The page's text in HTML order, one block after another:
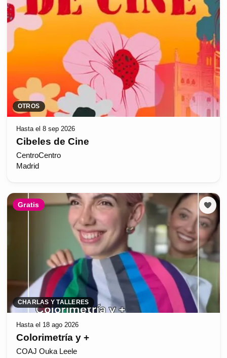
OTROS
Hasta el 8 sep 2026
Cibeles de Cine
CentroCentro
Madrid
Gratis
CHARLAS Y TALLERES
Hasta el 18 ago 2026
Colorimetría y +
COAJ Ouka Leele